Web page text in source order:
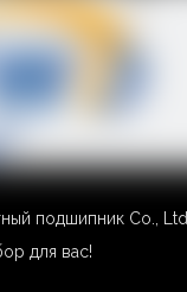
подшипник Co., Ltd.
для вас!